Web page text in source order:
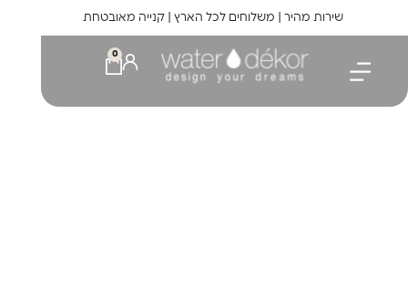
שירות מהיר | משלוחים לכל הארץ | קנייה מאובטחת
0